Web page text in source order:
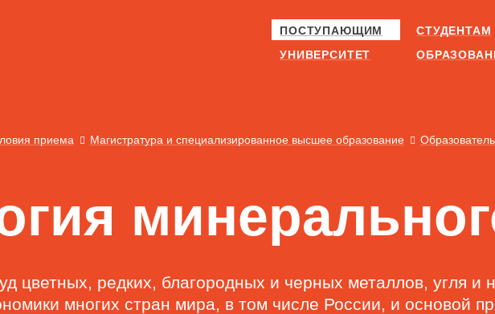
ПОСТУПАЮЩИМ СТУДЕНТАМ
УНИВЕРСИТЕТ
приема Магистратура и специализированное высшее образование
цветных, редких, благородных и черных металлов, угля и
многих стран мира, в том числе России, и основой